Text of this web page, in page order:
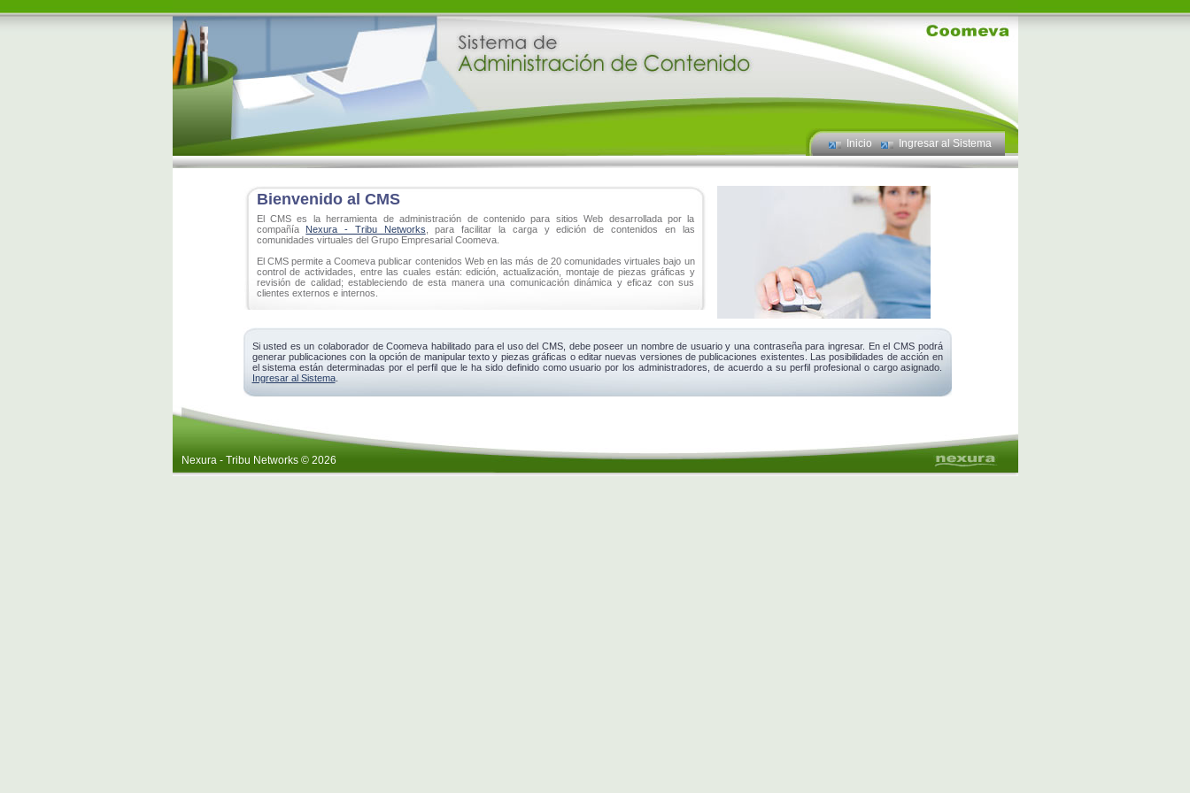
Inicio Ingresar al Sistema
Bienvenido al CMS
El CMS es la herramienta de administración de contenido para sitios Web desarrollada por la
compañía Nexura - Tribu Networks , para facilitar la carga y edición de contenidos en las
comunidades virtuales del Grupo Empresarial Coomeva.
El CMS permite a Coomeva publicar contenidos Web en las más de 20 comunidades virtuales bajo un
control de actividades, entre las cuales están: edición, actualización, montaje de piezas gráficas y
revisión de calidad; estableciendo de esta manera una comunicación dinámica y eficaz con sus
clientes externos e internos.
Si usted es un colaborador de Coomeva habilitado para el uso del CMS, debe poseer un nombre de usuario y una contraseña para ingresar. En el CMS podrá
generar publicaciones con la opción de manipular texto y piezas gráficas o editar nuevas versiones de publicaciones existentes. Las posibilidades de acción en
el sistema están determinadas por el perfil que le ha sido definido como usuario por los administradores, de acuerdo a su perfil profesional o cargo asignado.
Ingresar al Sistema.
Nexura - Tribu Networks © 2026